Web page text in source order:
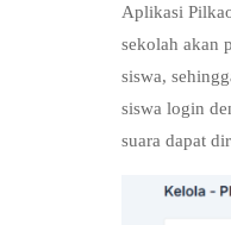
Aplikasi
sekolah akan
siswa,
siswa login
suara dapat